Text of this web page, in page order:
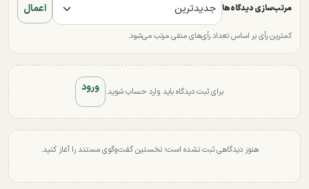
مرتب‌سازی دیدگاه‌ها اعمال
کمترین رأی بر اساس تعداد رأی‌های منفی مرتب می‌شود.
برای ثبت دیدگاه باید وارد حساب شوید. ورود
هنوز دیدگاهی ثبت نشده است؛ نخستین گفت‌وگوی مستند را آغاز کنید.